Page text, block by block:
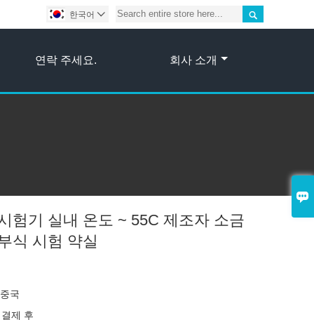


한국어 
연락 주세요. 회사 소개
험기 실내 온도 ~ 55C 제조자 소금
식 시험 약실
국
제 후